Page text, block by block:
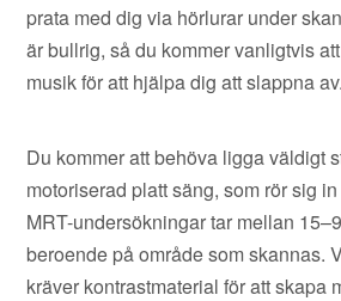
prata med dig via hörlurar under
är bullrig, så du kommer vanligtvis
musik för att hjälpa dig att slappna av.
Du kommer att behöva ligga väldigt
motoriserad platt säng, som rör sig
MRT-undersökningar tar mellan
beroende på område som skannas.
kräver kontrastmaterial för att skapa